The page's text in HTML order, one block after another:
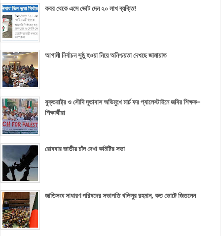
কবর থেকে এসে ভোট দেন ২০ লাখ ব্যক্তি!
আগামী নির্বাচন সুষ্ঠু হওয়া নিয়ে অনিশ্চয়তা দেখছে জামায়াত
যুক্তরাষ্ট্র ও সৌদি দূতাবাস অভিমুখে মার্চ ফর প্যালেস্টাইনে জবির শিক্ষক-
শিক্ষার্থীরা
রোববার জাতীয় চাঁদ দেখা কমিটির সভা
জাতিসংঘ সাধারণ পরিষদের সভাপতি খলিলুর রহমান, কত ভোটে জিতলেন